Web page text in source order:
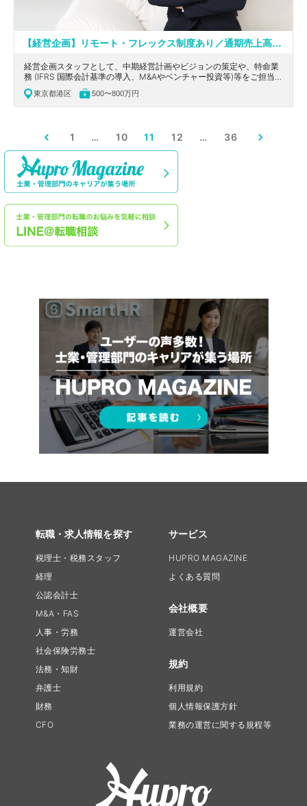
【経営企画】リモート・フレックス制度あり／通期売上高306億円で海外含め約40社の関連会社を持つ企業の本社経営企画チームスタッフ募集！広告Tech業界を牽引している成長中のグロース上場企業！
経営企画スタッフとして、中期経営計画やビジョンの策定や、特命業
務 (IFRS 国際会計基準の導入、M&Aやベンチャー投資等)等をご担当頂
きます。東京都港区にあるDSPでアドテク業界を牽引！11か国展開の
グローバルテックグロース上場企業の求人
東京都港区 500〜800万円
1 … 10 11 12 … 36
転職・求人情報を探す
税理士・税務スタッフ
経理
公認会計士
M&A・FAS
人事・労務
社会保険労務士
法務・知財
弁護士
財務
CFO
サービス
HUPRO MAGAZINE
よくある質問
会社概要
運営会社
規約
利用規約
個人情報保護方針
業務の運営に関する規程等